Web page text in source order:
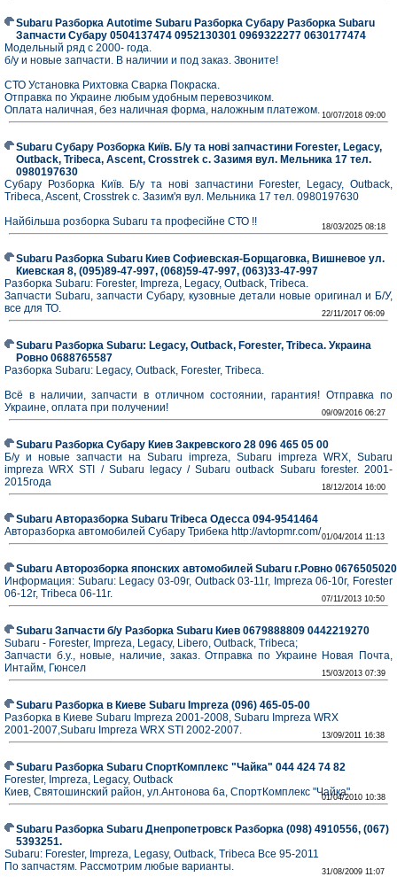
Subaru Разборка Autotime Subaru Разборка Субару Разборка Subaru
Запчасти Субару 0504137474 0952130301 0969322277 0630177474
Модельный ряд с 2000- года.
б/у и новые запчасти. В наличии и под заказ. Звоните!
СТО Установка Рихтовка Сварка Покраска.
Отправка по Украине любым удобным перевозчиком.
Оплата наличная, без наличная форма, наложным платежом. 10/07/2018 09:00
Subaru Субару Розборка Київ. Б/у та нові запчастини Forester, Legacy,
Outback, Tribeca, Ascent, Crosstrek с. Зазимя вул. Мельника 17 тел.
0980197630
Субару Розборка Київ. Б/у та нові запчастини Forester, Legacy, Outback,
Tribeca, Ascent, Crosstrek с. Зазим'я вул. Мельника 17 тел. 0980197630
Найбільша розборка Subaru та професійне СТО !!
18/03/2025 08:18
Subaru Разборка Subaru Киев Софиевская-Борщаговка, Вишневое ул.
Киевская 8, (095)89-47-997, (068)59-47-997, (063)33-47-997
Разборка Subaru: Forester, Impreza, Legacy, Outback, Tribeca.
Запчасти Subaru, запчасти Субару, кузовные детали новые оригинал и Б/У,
все для ТО.
22/11/2017 06:09
Subaru Разборка Subaru: Legacy, Outback, Forester, Tribeca. Украина
Ровно 0688765587
Разборка Subaru: Legacy, Outback, Forester, Tribeca.
Всё в наличии, запчасти в отличном состоянии, гарантия! Отправка по
Украине, оплата при получении!
09/09/2016 06:27
Subaru Разборка Субару Киев Закревского 28 096 465 05 00
Б/у и новые запчасти на Subaru impreza, Subaru impreza WRX, Subaru
impreza WRX STI / Subaru legacy / Subaru outback Subaru forester. 2001-
2015года
18/12/2014 16:00
Subaru Авторазборка Subaru Tribeca Одесса 094-9541464
Авторазборка автомобилей Субару Трибека http://avtopmr.com/01/04/2014 11:13
Subaru Авторозборка японских автомобилей Subaru г.Ровно 0676505020
Информация: Subaru: Legacy 03-09г, Outback 03-11г, Impreza 06-10г, Forester
06-12г, Tribeca 06-11г.
07/11/2013 10:50
Subaru Запчасти б/у Разборка Subaru Киев 0679888809 0442219270
Subaru - Forester, Impreza, Legacy, Libero, Outback, Tribeca;
Запчасти б.у., новые, наличие, заказ. Отправка по Украине Новая Почта,
Интайм, Гюнсел
15/03/2013 07:39
Subaru Разборка в Киеве Subaru Impreza (096) 465-05-00
Разборка в Киеве Subaru Impreza 2001-2008, Subaru Impreza WRX
2001-2007,Subaru Impreza WRX STI 2002-2007.
13/09/2011 16:38
Subaru Разборка Subaru СпортКомплекс "Чайка" 044 424 74 82
Forester, Impreza, Legacy, Outback
Киев, Святошинский район, ул.Антонова 6а, СпортКомплекс "Чайка"01/04/2010 10:38
Subaru Разборка Subaru Днепропетровск Разборка (098) 4910556, (067)
5393251.
Subaru: Forester, Impreza, Legasy, Outback, Tribeca Все 95-2011
По запчастям. Рассмотрим любые варианты.
31/08/2009 11:07